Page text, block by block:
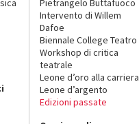
Pietrangelo Buttafuoco
Intervento di Willem
Dafoe
Biennale College Teatro
Workshop di critica
teatrale
Leone d’oro alla carriera
Leone d’argento
Edizioni passate